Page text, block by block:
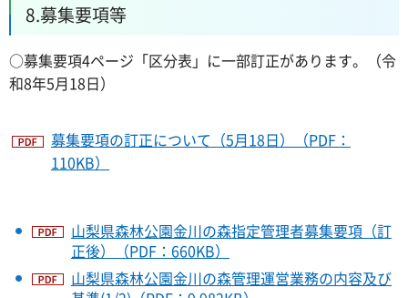
8.募集要項等
○募集要項4ページ「区分表」に一部訂正があります。（令
和8年5月18日）
募集要項の訂正について（5月18日）（PDF：
110KB）
山梨県森林公園金川の森指定管理者募集要項（訂
正後）（PDF：660KB）
山梨県森林公園金川の森管理運営業務の内容及び